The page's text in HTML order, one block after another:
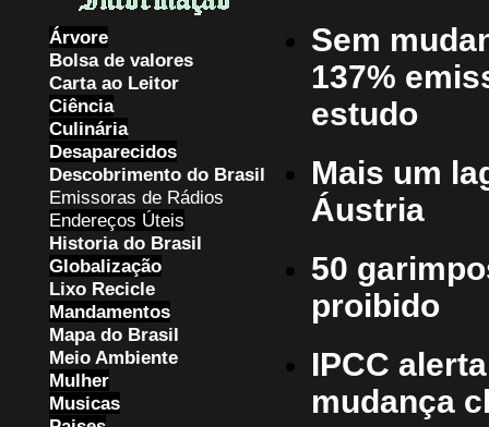
Árvore
Bolsa de valores
Carta ao Leitor
Ciência
Culinária
Desaparecidos
Descobrimento do Brasil
Emissoras de Rádios
Endereços Úteis
Historia do Brasil
Globalização
Lixo Recicle
Mandamentos
Mapa do Brasil
Meio Ambiente
Mulher
Musicas
Sem
137%
estudo
Mais um
Áustria
50
proibido
IPCC
mudança